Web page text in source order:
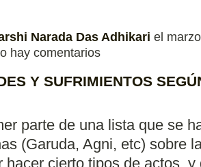
Narada Das Adhikari el
hay comentarios
Y SUFRIMIENTOS
parte de una lista que se
(Garuda, Agni, etc) sobre
hacer cierto tipos de actos, y